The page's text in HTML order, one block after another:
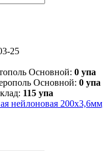
25
Основной: 0 упа
Основной: 0 упа
115 упа
нейлоновая